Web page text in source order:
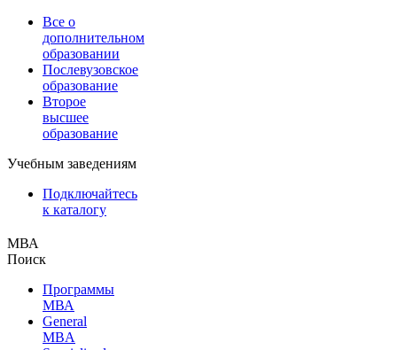
Все о
дополнительном
образовании
Послевузовское
образование
Второе
высшее
образование
Учебным заведениям
Подключайтесь
к каталогу
МВА
Поиск
Программы
МВА
General
MBA